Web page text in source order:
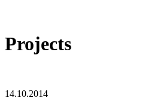
Projects
14.10.2014